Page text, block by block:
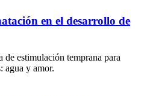
en el desarrollo de
estimulación temprana para
agua y amor.